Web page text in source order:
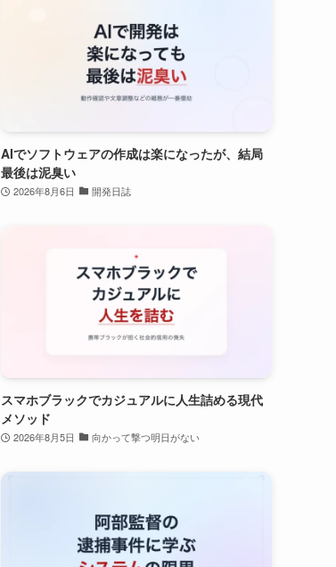
AIでソフトウェアの作成は楽になったが、結局
最後は泥臭い
2026年8月6日 開発日誌
スマホブラックでカジュアルに人生詰める現代
メソッド
2026年8月5日 向かって撃つ明日がない